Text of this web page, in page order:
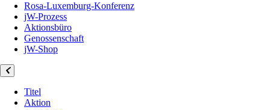
Rosa-Luxemburg-Konferenz
jW-Prozess
Aktionsbüro
Genossenschaft
jW-Shop
Titel
Aktion